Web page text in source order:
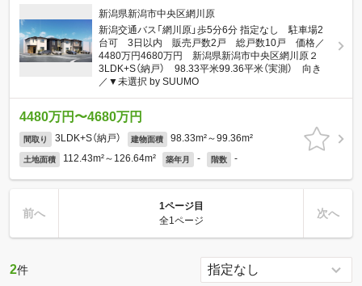
新潟県新潟市中央区網川原
新潟交通バス「網川原」歩5分6分 指定なし 駐車場2
台可 3日以内 販売戸数2戸 総戸数10戸 価格／
4480万円4680万円 新潟県新潟市中央区網川原２
3LDK+S（納戸） 98.33平米99.36平米（実測） 向き
／▼未選択 by SUUMO
4480万円〜4680万円
間取り 3LDK+S（納戸） 建物面積 98.33m²～99.36m²
土地面積 112.43m²～126.64m² 築年月 - 階数 -
前へ
1ページ目
全1ページ
次へ
2件